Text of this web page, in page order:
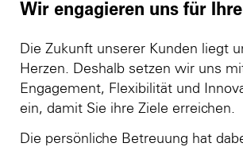
Wir engagieren uns für
Die Zukunft unserer Kunden liegt
Herzen. Deshalb setzen wir uns
Engagement, Flexibilität und
ein, damit Sie ihre Ziele erreichen.
Die persönliche Betreuung hat